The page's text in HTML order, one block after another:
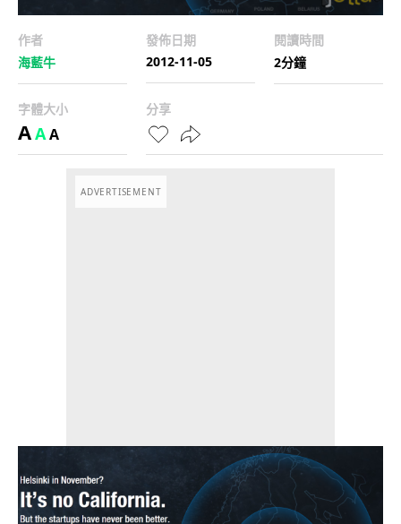
作者
海藍牛
發佈日期
2012-11-05
閱讀時間
2分鐘
字體大小
AAA
分享
ADVERTISEMENT